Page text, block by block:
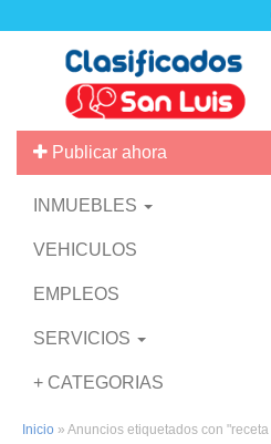
Publicar ahora
INMUEBLES
VEHICULOS
EMPLEOS
SERVICIOS
+ CATEGORIAS
Inicio » Anuncios etiquetados con